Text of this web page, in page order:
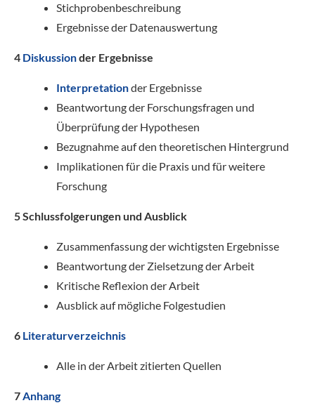
Stichprobenbeschreibung
Ergebnisse der Datenauswertung
4 Diskussionder Ergebnisse
Interpretationder Ergebnisse
Beantwortung der Forschungsfragen und
Überprüfung der Hypothesen
Bezugnahme auf den theoretischen Hintergrund
Implikationen für die Praxis und für weitere
Forschung
5 Schlussfolgerungen und Ausblick
Zusammenfassung der wichtigsten Ergebnisse
Beantwortung der Zielsetzung der Arbeit
Kritische Reflexion der Arbeit
Ausblick auf mögliche Folgestudien
6 Literaturverzeichnis
Alle in der Arbeit zitierten Quellen
7Anhang